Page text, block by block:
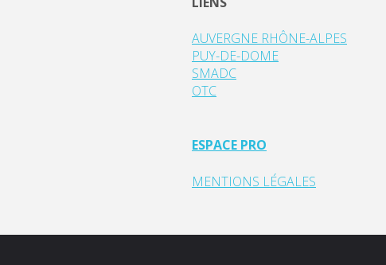
AUVERGNE RHÔNE-ALPES
PUY-DE-DOME
SMADC
OTC
ESPACE PRO
MENTIONS LÉGALES